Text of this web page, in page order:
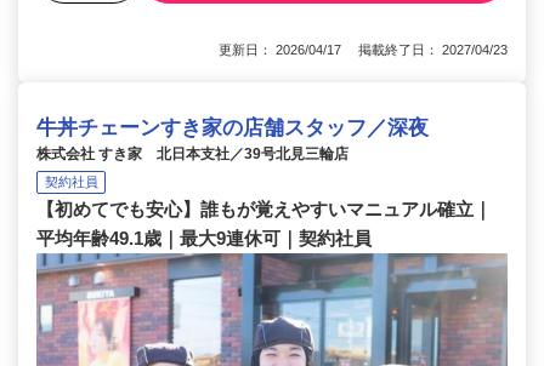
更新日： 2026/04/17 掲載終了日： 2027/04/23
牛丼チェーンすき家の店舗スタッフ／深夜
株式会社 すき家 北日本支社／39号北見三輪店
契約社員
【初めてでも安心】誰もが覚えやすいマニュアル確立｜
平均年齢49.1歳｜最大9連休可｜契約社員